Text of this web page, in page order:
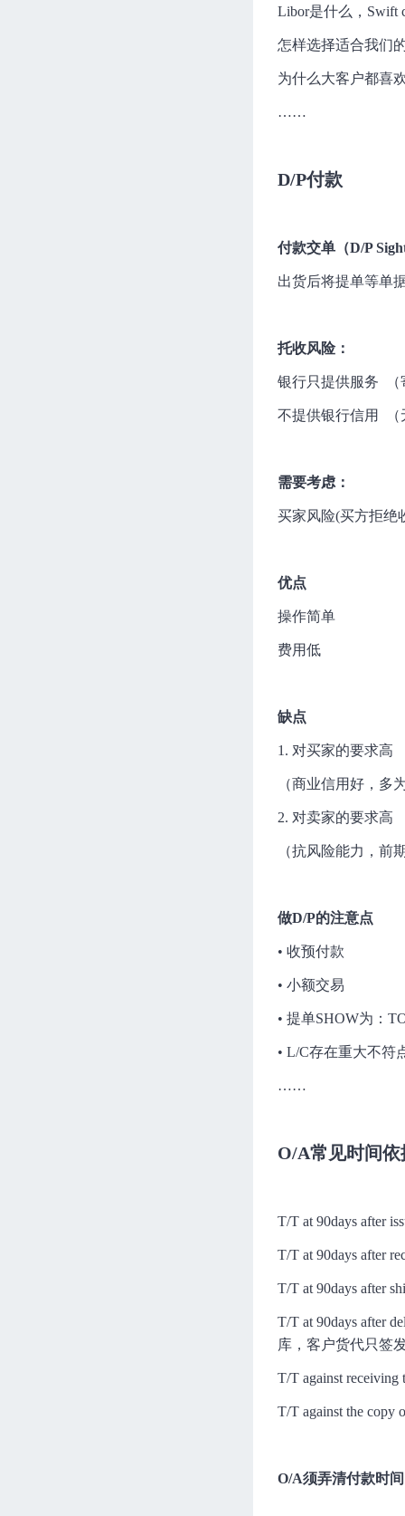
Libor是什么，Swift
怎样选择适合我们
为什么大客户都喜
……
D/P付款
付款交单（D/P
出货后将提单等单
托收风险：
银行只提供服务 （
不提供银行信用 （
需要考虑：
买家风险(买方拒绝
优点
操作简单
费用低
缺点
1. 对买家的要求高
（商业信用好，多
2. 对卖家的要求高
（抗风险能力，前
做D/P的注意点
• 收预付款
• 小额交易
• 提单SHOW为：
• L/C存在重大不符
……
O/A常见时间依
T/T at 90days after
T/T at 90days after
T/T at 90days after
T/T at 90days
库，客户货代只签
T/T against
T/T against the
O/A须弄清付款时